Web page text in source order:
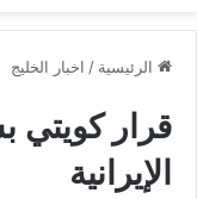
الرئيسية / اخبار الخليج
قرار كويتي
الإيرانية